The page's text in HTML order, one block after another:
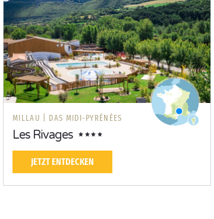
MILLAU | DAS MIDI-PYRÉNÉES
Les Rivages
JETZT ENTDECKEN